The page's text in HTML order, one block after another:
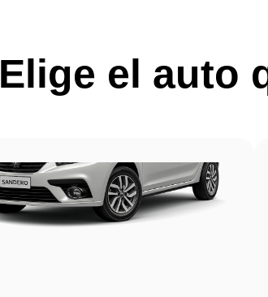
Elige el auto